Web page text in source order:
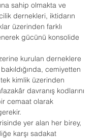
sahip olmakta ve
dernekleri, iktidarın
üzerinden farklı
gücünü konsolide
kurulan derneklere
cemiyetten
kimlik üzerinden
davranış kodlarını
cemaat olarak
yer alan her birey,
karşı sadakat